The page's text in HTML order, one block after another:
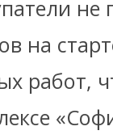
не
на
работ,